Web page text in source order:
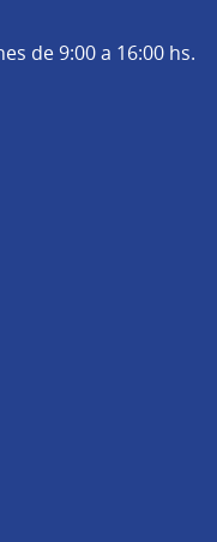
de 9:00 a 16:00 hs.